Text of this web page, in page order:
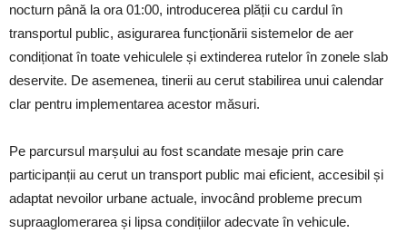
nocturn până la ora 01:00, introducerea plății cu cardul în
transportul public, asigurarea funcționării sistemelor de aer
condiționat în toate vehiculele și extinderea rutelor în zonele slab
deservite. De asemenea, tinerii au cerut stabilirea unui calendar
clar pentru implementarea acestor măsuri.
Pe parcursul marșului au fost scandate mesaje prin care
participanții au cerut un transport public mai eficient, accesibil și
adaptat nevoilor urbane actuale, invocând probleme precum
supraaglomerarea și lipsa condițiilor adecvate în vehicule.